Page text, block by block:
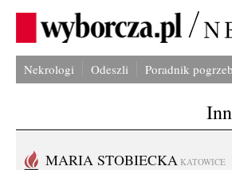
Nekrologi Odeszli Poradnik
MARIA STOBIECKA KATOWICE